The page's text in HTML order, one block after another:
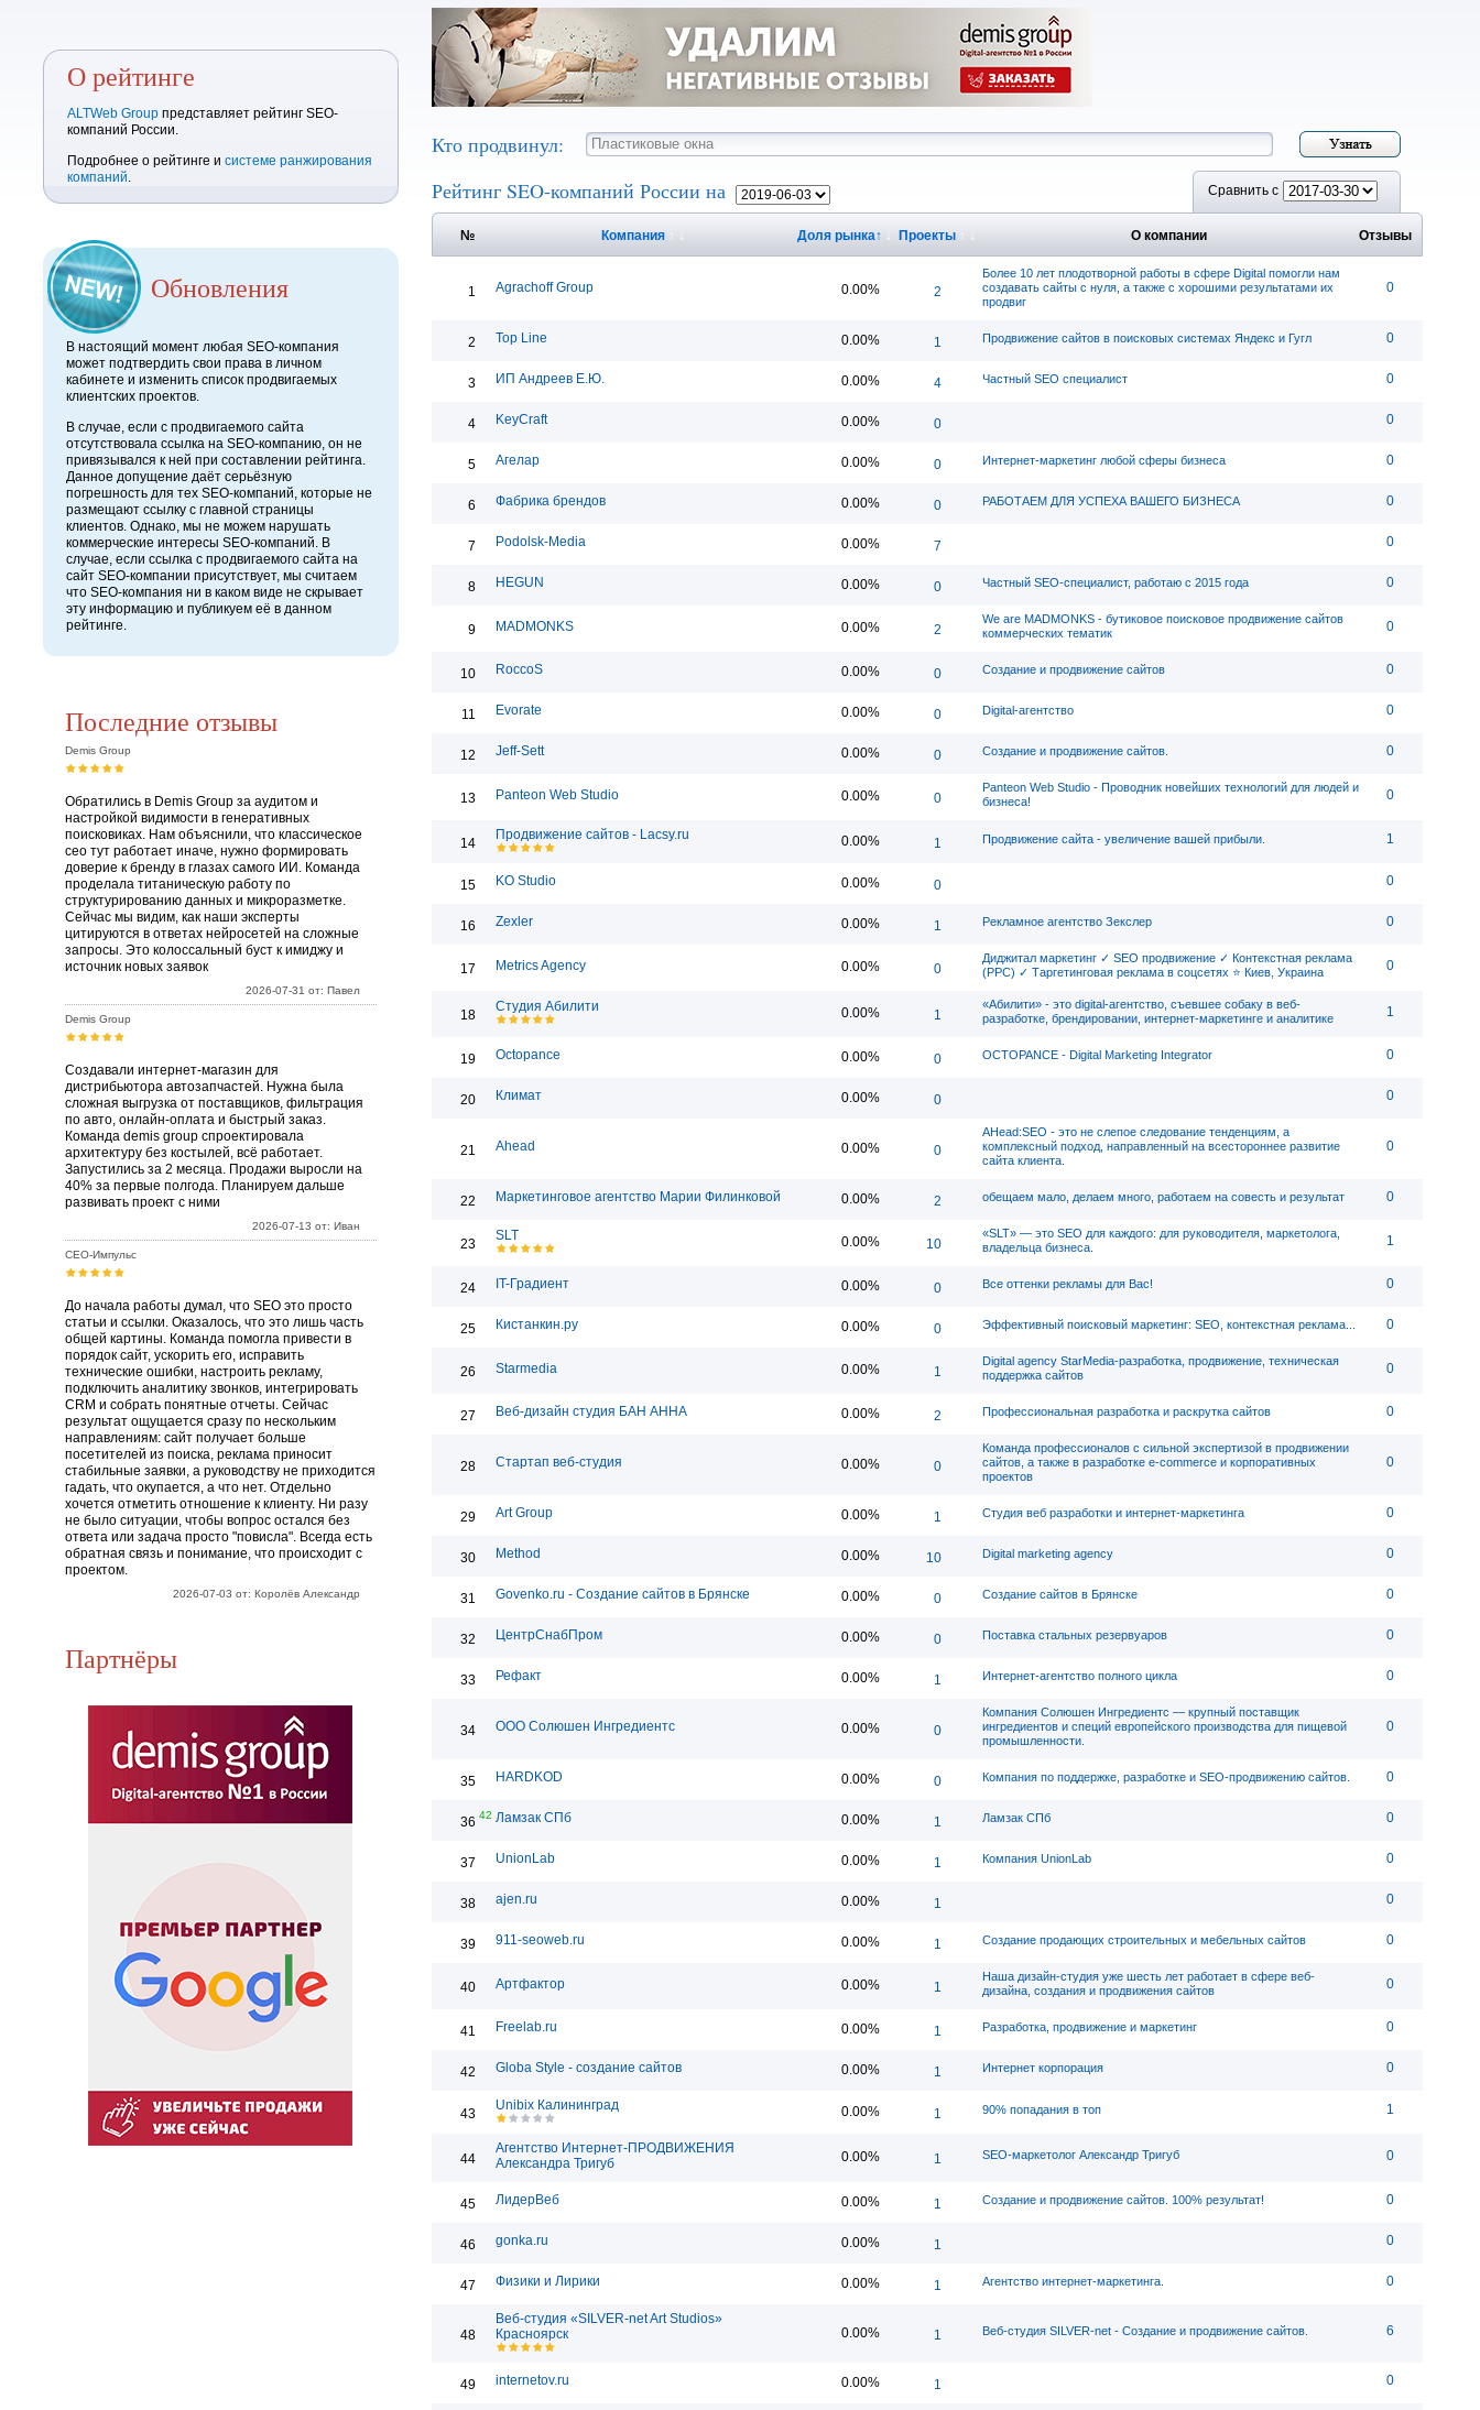
О рейтинге
ALTWeb Group представляет рейтинг SEO-
компаний России.
Подробнее о рейтинге и системе ранжирования
компаний.
Обновления
В настоящий момент любая SEO-компания
может подтвердить свои права в личном
кабинете и изменить список продвигаемых
клиентских проектов.
В случае, если с продвигаемого сайта
отсутствовала ссылка на SEO-компанию, он не
привязывался к ней при составлении рейтинга.
Данное допущение даёт серьёзную
погрешность для тех SEO-компаний, которые не
размещают ссылку с главной страницы
клиентов. Однако, мы не можем нарушать
коммерческие интересы SEO-компаний. В
случае, если ссылка с продвигаемого сайта на
сайт SEO-компании присутствует, мы считаем
что SEO-компания ни в каком виде не скрывает
эту информацию и публикуем её в данном
рейтинге.
Последние отзывы
Demis Group
Обратились в Demis Group за аудитом и
настройкой видимости в генеративных
поисковиках. Нам объяснили, что классическое
сео тут работает иначе, нужно формировать
доверие к бренду в глазах самого ИИ. Команда
проделала титаническую работу по
структурированию данных и микроразметке.
Сейчас мы видим, как наши эксперты
цитируются в ответах нейросетей на сложные
запросы. Это колоссальный буст к имиджу и
источник новых заявок
2026-07-31 от: Павел
Demis Group
Создавали интернет-магазин для
дистрибьютора автозапчастей. Нужна была
сложная выгрузка от поставщиков, фильтрация
по авто, онлайн-оплата и быстрый заказ.
Команда demis group спроектировала
архитектуру без костылей, всё работает.
Запустились за 2 месяца. Продажи выросли на
40% за первые полгода. Планируем дальше
развивать проект с ними
2026-07-13 от: Иван
СЕО-Импульс
До начала работы думал, что SEO это просто
статьи и ссылки. Оказалось, что это лишь часть
общей картины. Команда помогла привести в
порядок сайт, ускорить его, исправить
технические ошибки, настроить рекламу,
подключить аналитику звонков, интегрировать
CRM и собрать понятные отчеты. Сейчас
результат ощущается сразу по нескольким
направлениям: сайт получает больше
посетителей из поиска, реклама приносит
стабильные заявки, а руководству не приходится
гадать, что окупается, а что нет. Отдельно
хочется отметить отношение к клиенту. Ни разу
не было ситуации, чтобы вопрос остался без
ответа или задача просто "повисла". Всегда есть
обратная связь и понимание, что происходит с
проектом.
2026-07-03 от: Королёв Александр
Партнёры
Кто продвинул:
Рейтинг SEO-компаний России на
Сравнить с
№ Компания Доля рынка↑ Проекты О компании Отзывы
1 Agrachoff Group 0.00% 2
Более 10 лет плодотворной работы в сфере Digital помогли нам
создавать сайты с нуля, а также с хорошими результатами их
продвиг
0
2 Top Line 0.00% 1 Продвижение сайтов в поисковых системах Яндекс и Гугл 0
3 ИП Андреев Е.Ю. 0.00% 4 Частный SEO специалист 0
4 KeyCraft 0.00% 0 0
5 Агелар 0.00% 0 Интернет-маркетинг любой сферы бизнеса 0
6 Фабрика брендов 0.00% 0 РАБОТАЕМ ДЛЯ УСПЕХА ВАШЕГО БИЗНЕСА 0
7 Podolsk-Media 0.00% 7 0
8 HEGUN 0.00% 0 Частный SEO-специалист, работаю с 2015 года 0
9 MADMONKS 0.00% 2
We are MADMONKS - бутиковое поисковое продвижение сайтов
коммерческих тематик
0
10 RoccoS 0.00% 0 Создание и продвижение сайтов 0
11 Evorate 0.00% 0 Digital-агентство 0
12 Jeff-Sett 0.00% 0 Создание и продвижение сайтов. 0
13 Panteon Web Studio 0.00% 0
Panteon Web Studio - Проводник новейших технологий для людей и
бизнеса!
0
14
Продвижение сайтов - Lacsy.ru 0.00% 1 Продвижение сайта - увеличение вашей прибыли. 1
15 KO Studio 0.00% 0 0
16 Zexler 0.00% 1 Рекламное агентство Зекслер 0
17 Metrics Agency 0.00% 0
Диджитал маркетинг ✓ SEO продвижение ✓ Контекстная реклама
(PPC) ✓ Таргетинговая реклама в соцсетях ⭐ Киев, Украина
0
18
Студия Абилити 0.00% 1
«Абилити» - это digital-агентство, съевшее собаку в веб-
разработке, брендировании, интернет-маркетинге и аналитике
1
19 Octopance 0.00% 0 OCTOPANCE - Digital Marketing Integrator 0
20 Климат 0.00% 0 0
21 Ahead 0.00% 0
AHead:SEO - это не слепое следование тенденциям, а
комплексный подход, направленный на всестороннее развитие
сайта клиента.
0
22 Маркетинговое агентство Марии Филинковой 0.00% 2 обещаем мало, делаем много, работаем на совесть и результат 0
23
SLT 0.00% 10
«SLT» — это SEO для каждого: для руководителя, маркетолога,
владельца бизнеса.
1
24 IT-Градиент 0.00% 0 Все оттенки рекламы для Вас! 0
25 Кистанкин.ру 0.00% 0 Эффективный поисковый маркетинг: SEO, контекстная реклама... 0
26 Starmedia 0.00% 1
Digital agency StarMedia-разработка, продвижение, техническая
поддержка сайтов
0
27 Веб-дизайн студия БАН АННА 0.00% 2 Профессиональная разработка и раскрутка сайтов 0
28 Стартап веб-студия 0.00% 0
Команда профессионалов с сильной экспертизой в продвижении
сайтов, а также в разработке e-commerce и корпоративных
проектов
0
29 Art Group 0.00% 1 Студия веб разработки и интернет-маркетинга 0
30 Method 0.00% 10 Digital marketing agency 0
31 Govenko.ru - Создание сайтов в Брянске 0.00% 0 Создание сайтов в Брянске 0
32 ЦентрСнабПром 0.00% 0 Поставка стальных резервуаров 0
33 Рефакт 0.00% 1 Интернет-агентство полного цикла 0
34 ООО Солюшен Ингредиентс 0.00% 0
Компания Солюшен Ингредиентс — крупный поставщик
ингредиентов и специй европейского производства для пищевой
промышленности.
0
35 HARDKOD 0.00% 0 Компания по поддержке, разработке и SEO-продвижению сайтов. 0
36 42 Ламзак СПб 0.00% 1 Ламзак СПб 0
37 UnionLab 0.00% 1 Компания UnionLab 0
38 ajen.ru 0.00% 1 0
39 911-seoweb.ru 0.00% 1 Создание продающих строительных и мебельных сайтов 0
40 Артфактор 0.00% 1
Наша дизайн-студия уже шесть лет работает в сфере веб-
дизайна, создания и продвижения сайтов
0
41 Freelab.ru 0.00% 1 Разработка, продвижение и маркетинг 0
42 Globa Style - создание сайтов 0.00% 1 Интернет корпорация 0
43
Unibix Калининград 0.00% 1 90% попадания в топ 1
44
Агентство Интернет-ПРОДВИЖЕНИЯ
Александра Тригуб
0.00% 1 SEO-маркетолог Александр Тригуб 0
45 ЛидерВеб 0.00% 1 Создание и продвижение сайтов. 100% результат! 0
46 gonka.ru 0.00% 1 0
47 Физики и Лирики 0.00% 1 Агентство интернет-маркетинга. 0
48
Веб-студия «SILVER-net Art Studios»
Красноярск
0.00% 1 Веб-студия SILVER-net - Создание и продвижение сайтов. 6
49 internetov.ru 0.00% 1 0